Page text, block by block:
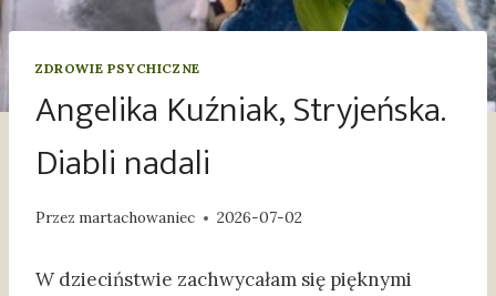
ZDROWIE PSYCHICZNE
Angelika Kuźniak, Stryjeńska.
Diabli nadali
Przez martachowaniec 2026-07-02
W dzieciństwie zachwycałam się pięknymi